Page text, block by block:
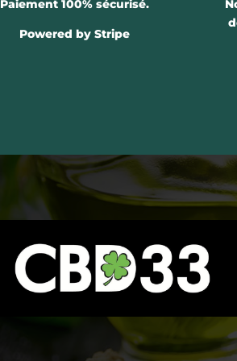
Paiement 100% sécurisé.
Powered by Stripe